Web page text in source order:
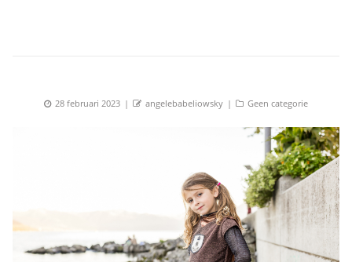
Posted
28 februari 2023 Author
angelebabeliowsky Categories
Geen categorie